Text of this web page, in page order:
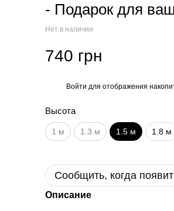
- Подарок для
Нет в наличии
740 грн
Войти для отображения
Высота
1 м 1.3 м 1.5 м 1.8 м
Сообщить, когда
Описание